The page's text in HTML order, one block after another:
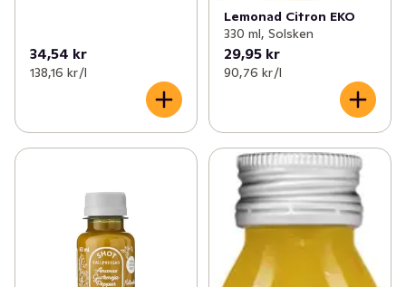
34,54 kr
138,16 kr /l
Lemonad Citron EKO
330 ml, Solsken
29,95 kr
90,76 kr /l